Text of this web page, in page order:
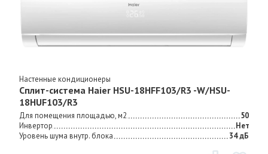
Настенные кондиционеры
Сплит-система Haier HSU-18HFF103/R3 -W/HSU-
18HUF103/R3
Для помещения площадью, м2
50
Инвертор
Нет
Уровень шума внутр. блока
34 дБ